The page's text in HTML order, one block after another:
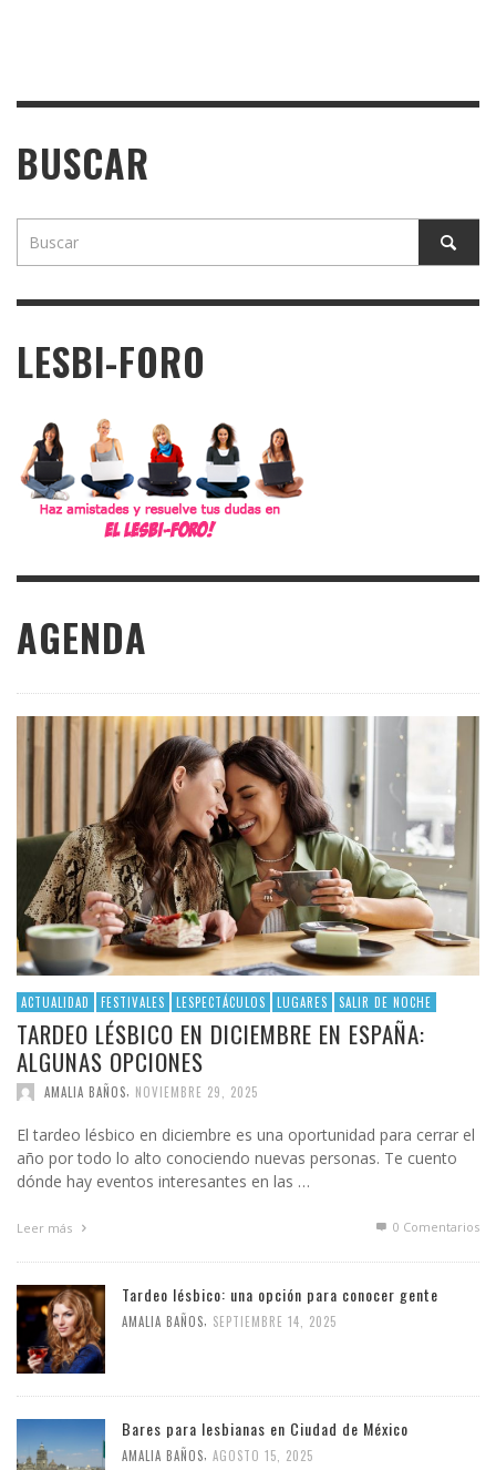
BUSCAR
LESBI-FORO
AGENDA
ACTUALIDAD FESTIVALES LESPECTÁCULOS LUGARES SALIR DE NOCHE
TARDEO LÉSBICO EN DICIEMBRE EN ESPAÑA:
ALGUNAS OPCIONES
AMALIA BAÑOS NOVIEMBRE 29, 2025
El tardeo lésbico en diciembre es una oportunidad para cerrar el
año por todo lo alto conociendo nuevas personas. Te cuento
dónde hay eventos interesantes en las …
Leer más 0 Comentarios
Tardeo lésbico: una opción para conocer gente
AMALIA BAÑOS SEPTIEMBRE 14, 2025
Bares para lesbianas en Ciudad de México
AMALIA BAÑOS AGOSTO 15, 2025